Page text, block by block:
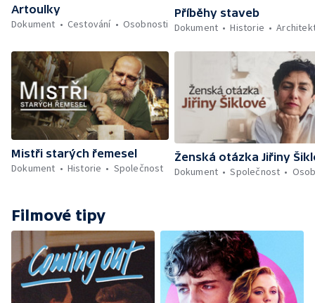
Artoulky
Dokument
Cestování Osobnosti
Příběhy staveb
Dokument
Historie
Mistři starých řemesel
Dokument
Historie Společnost
Ženská otázka Jiřiny
Dokument
Společnost
Filmové tipy